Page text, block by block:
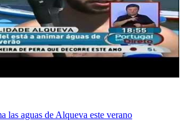
las aguas de Alqueva este verano